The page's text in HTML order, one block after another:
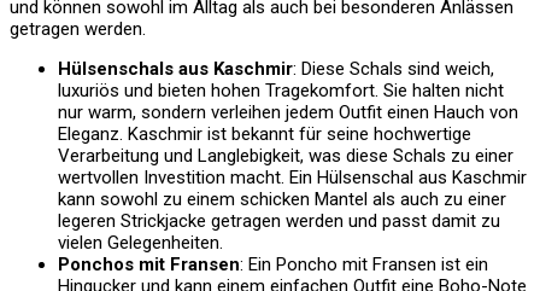
und können sowohl im Alltag als auch bei besonderen Anlässen
getragen werden.
Hülsenschals aus Kaschmir: Diese Schals sind weich,
luxuriös und bieten hohen Tragekomfort. Sie halten nicht
nur warm, sondern verleihen jedem Outfit einen Hauch von
Eleganz. Kaschmir ist bekannt für seine hochwertige
Verarbeitung und Langlebigkeit, was diese Schals zu einer
wertvollen Investition macht. Ein Hülsenschal aus Kaschmir
kann sowohl zu einem schicken Mantel als auch zu einer
legeren Strickjacke getragen werden und passt damit zu
vielen Gelegenheiten.
Ponchos mit Fransen: Ein Poncho mit Fransen ist ein
Hingucker und kann einem einfachen Outfit eine Boho-Note